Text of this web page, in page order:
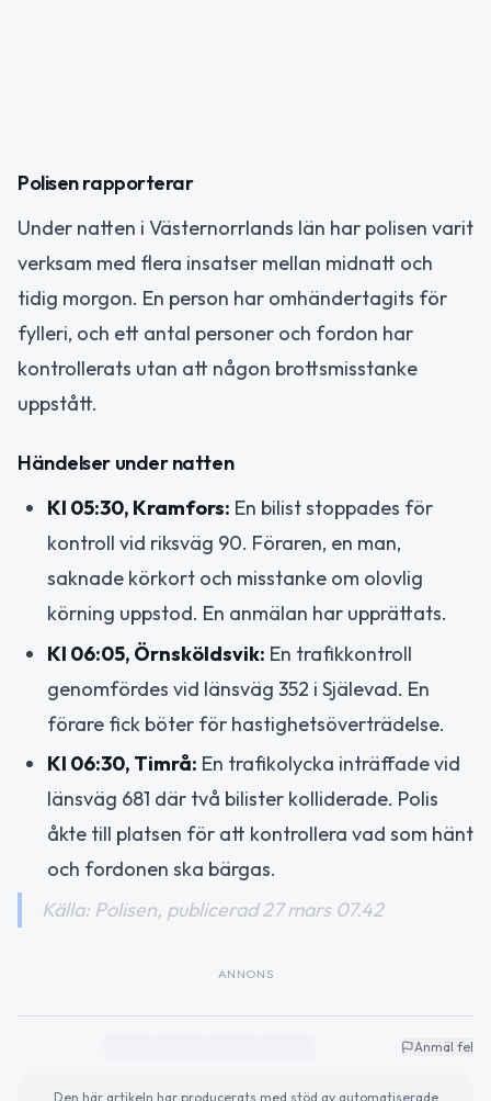
Polisen rapporterar
Under natten i Västernorrlands län har polisen varit
verksam med flera insatser mellan midnatt och
tidig morgon. En person har omhändertagits för
fylleri, och ett antal personer och fordon har
kontrollerats utan att någon brottsmisstanke
uppstått.
Händelser under natten
Kl 05:30, Kramfors: En bilist stoppades för
kontroll vid riksväg 90. Föraren, en man,
saknade körkort och misstanke om olovlig
körning uppstod. En anmälan har upprättats.
Kl 06:05, Örnsköldsvik: En trafikkontroll
genomfördes vid länsväg 352 i Själevad. En
förare fick böter för hastighetsöverträdelse.
Kl 06:30, Timrå: En trafikolycka inträffade vid
länsväg 681 där två bilister kolliderade. Polis
åkte till platsen för att kontrollera vad som hänt
och fordonen ska bärgas.
Källa: Polisen, publicerad 27 mars 07.42
ANNONS
Anmäl fel
Den här artikeln har producerats med stöd av automatiserade